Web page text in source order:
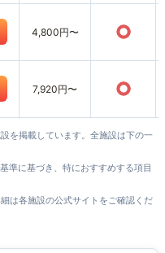
4,800円〜 ○
7,920円〜 ○
を掲載しています。全施設は下の一
準に基づき、特におすすめする項目
は各施設の公式サイトをご確認くだ